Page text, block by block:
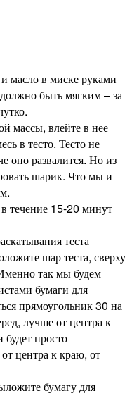
масло в миске руками
быть мягким – за
массы, влейте в нее
в тесто. Тесто не
оно развалится. Но из
шарик. Что мы и
течение 15-20 минут
теста
шар теста, сверху
так мы будем
бумаги для
прямоугольник 30 на
лучше от центра к
просто
центра к краю, от
бумагу для